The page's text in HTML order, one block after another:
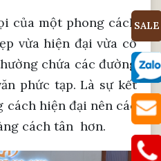
của một phong cách
vừa hiện đại vừa cổ
chứa các đường
phức tạp. Là sự kết
cách hiện đại nên các
cách tân hơn.
SALE